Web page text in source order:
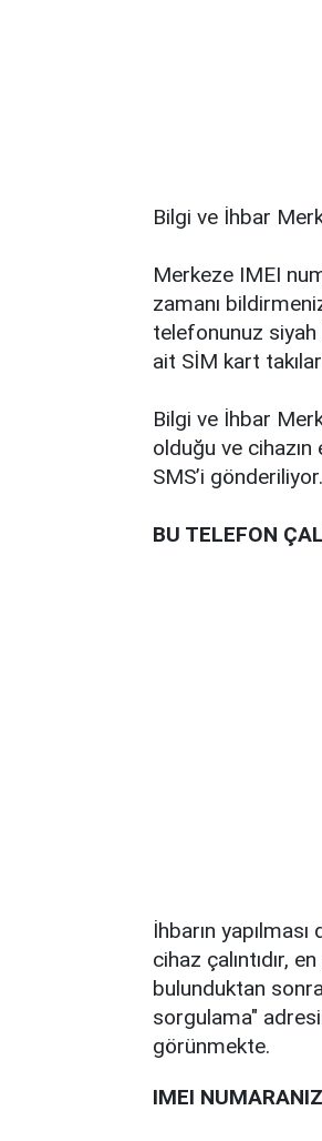
Bilgi ve İhbar
Merkeze IMEI
zamanı
telefonunuz siyah
ait SİM kart
Bilgi ve İhbar
olduğu ve
SMS’i gönderiliyor.
BU TELEFON
İhbarın
cihaz çalıntıdır,
bulunduktan
sorgulama"
görünmekte.
IMEI